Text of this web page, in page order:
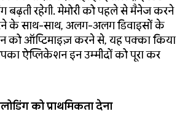
बढ़ती रहेगी. मेमोरी को पहले से मैनेज करने
के साथ-साथ, अलग-अलग डिवाइसों के
को ऑप्टिमाइज़ करने से, यह पक्का किया
ऐप्लिकेशन इन उम्मीदों को पूरा कर
को प्राथमिकता देना